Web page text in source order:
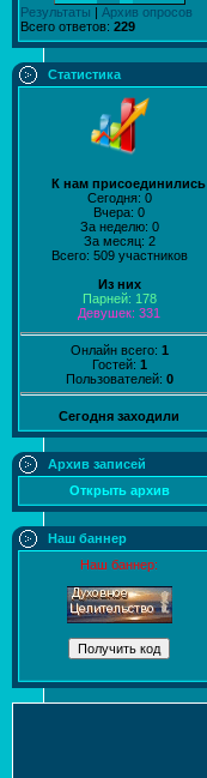
Результаты | Архив опросов
Всего ответов: 229
Статистика
К нам присоединились
Сегодня: 0
Вчера: 0
За неделю: 0
За месяц: 2
Всего: 509 участников
Из них
Парней: 178
Девушек: 331
Онлайн всего: 1
Гостей: 1
Пользователей: 0
Сегодня заходили
Архив записей
Открыть архив
Наш баннер
Наш баннер: